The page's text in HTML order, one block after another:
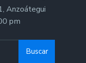
Anzoátegui
pm
Buscar